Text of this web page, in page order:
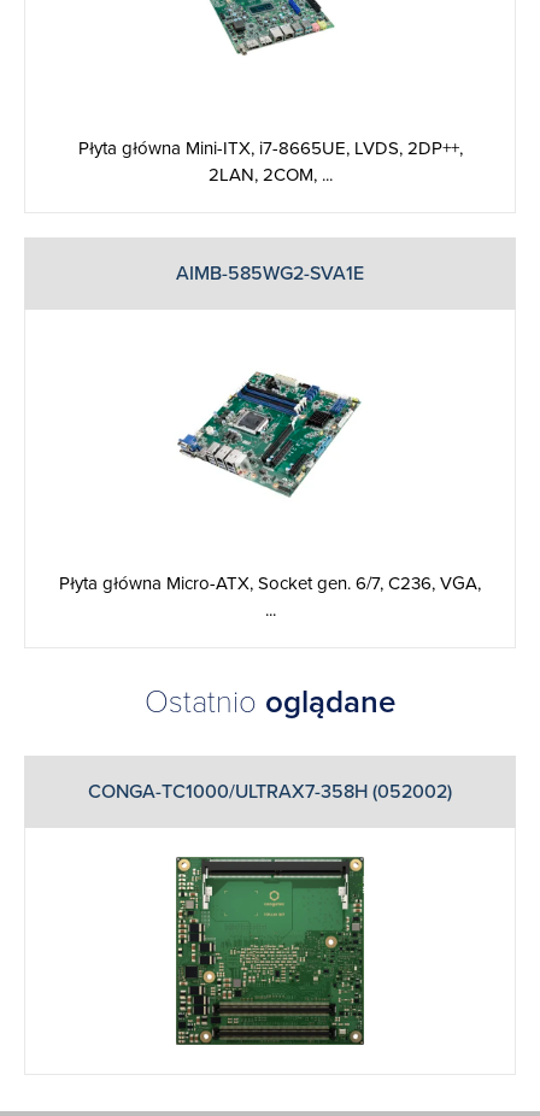
Płyta główna Mini-ITX, i7-8665UE, LVDS, 2DP++,
2LAN, 2COM, ...
AIMB-585WG2-SVA1E
Płyta główna Micro-ATX, Socket gen. 6/7, C236, VGA,
...
Ostatnio oglądane
CONGA-TC1000/ULTRAX7-358H (052002)